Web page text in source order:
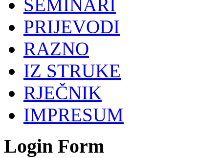
SEMINARI
PRIJEVODI
RAZNO
IZ STRUKE
RJEČNIK
IMPRESUM
Login Form